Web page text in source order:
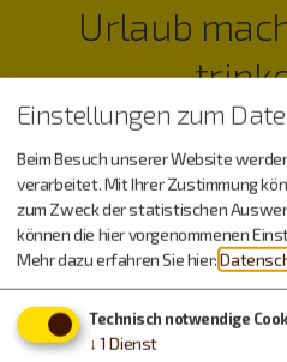
Urlaub
Einstellungen zum
Beim Besuch unserer Website
verarbeitet. Mit Ihrer Zustimmung
zum Zweck der statistischen
können die hier vorgenommenen
Mehr dazu erfahren Sie hier:
Technisch notwendige
↓ 1 Dienst